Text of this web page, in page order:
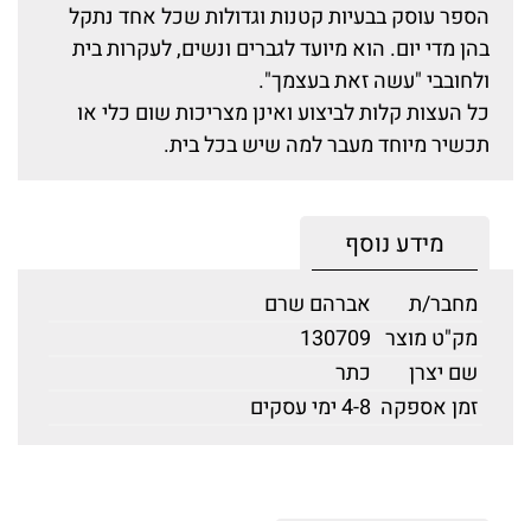
הספר עוסק בבעיות קטנות וגדולות שכל אחד נתקל
בהן מדי יום. הוא מיועד לגברים ונשים, לעקרות בית
ולחובבי "עשה זאת בעצמך".
כל העצות קלות לביצוע ואינן מצריכות שום כלי או
תכשיר מיוחד מעבר למה שיש בכל בית.
מידע נוסף
מחבר/ת
אברהם שרם
מק"ט מוצר 130709
שם יצרן
כתר
זמן אספקה 4-8 ימי עסקים